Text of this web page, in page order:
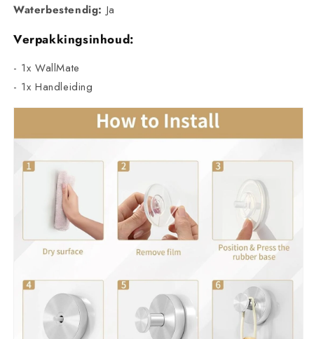
Waterbestendig: Ja
Verpakkingsinhoud:
- 1x WallMate
- 1x Handleiding